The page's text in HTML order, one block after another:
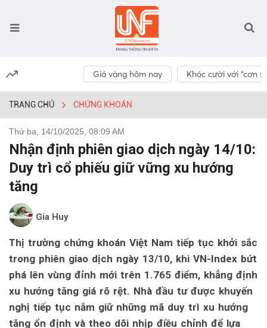
Giá vàng hôm nay Khóc cười với “cơn
TRANG CHỦ CHỨNG KHOÁN
Thứ ba, 14/10/2025, 08:09 AM
Nhận định phiên giao dịch ngày 14/10:
Duy trì cổ phiếu giữ vững xu hướng
tăng
Gia Huy
Thị trường chứng khoán Việt Nam tiếp tục khởi sắc
trong phiên giao dịch ngày 13/10, khi VN-Index bứt
phá lên vùng đỉnh mới trên 1.765 điểm, khẳng định
xu hướng tăng giá rõ rệt. Nhà đầu tư được khuyến
nghị tiếp tục nắm giữ những mã duy trì xu hướng
tăng ổn định và theo dõi nhịp điều chỉnh để lựa